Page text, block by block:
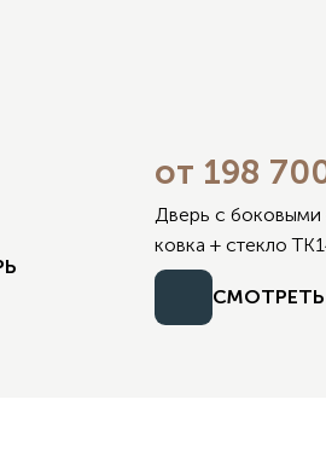
от 198
Дверь с боковыми
ковка + стекло
СМОТРЕТЬ